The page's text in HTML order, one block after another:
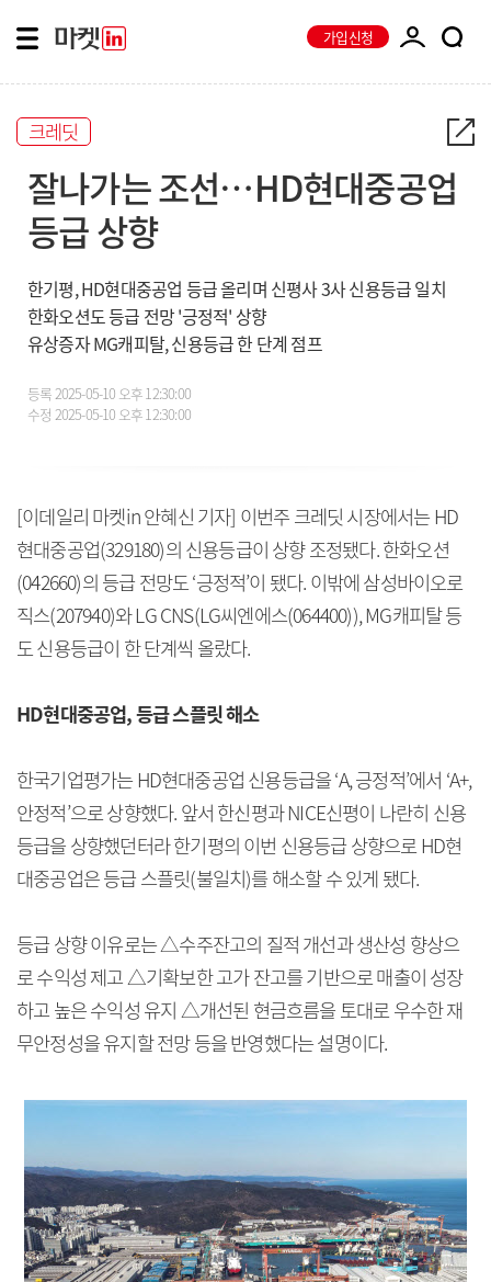
가입신청
크레딧
잘나가는 조선…HD현대중공업
등급 상향
한기평, HD현대중공업 등급 올리며 신평사 3사 신용등급 일치
한화오션도 등급 전망 '긍정적' 상향
유상증자 MG캐피탈, 신용등급 한 단계 점프
등록2025-05-10 오후 12:30:00
수정 2025-05-10 오후 12:30:00
[이데일리 마켓in 안혜신 기자] 이번주 크레딧 시장에서는 HD
현대중공업(329180)의 신용등급이 상향 조정됐다. 한화오션
(042660)의 등급 전망도 ‘긍정적’이 됐다. 이밖에 삼성바이오로
직스(207940)와 LG CNS(LG씨엔에스(064400)), MG캐피탈 등
도 신용등급이 한 단계씩 올랐다.
HD현대중공업, 등급 스플릿 해소
한국기업평가는 HD현대중공업 신용등급을 ‘A, 긍정적’에서 ‘A+,
안정적’으로 상향했다. 앞서 한신평과 NICE신평이 나란히 신용
등급을 상향했던터라 한기평의 이번 신용등급 상향으로 HD현
대중공업은 등급 스플릿(불일치)를 해소할 수 있게 됐다.
등급 상향 이유로는 △수주잔고의 질적 개선과 생산성 향상으
로 수익성 제고 △기확보한 고가 잔고를 기반으로 매출이 성장
하고 높은 수익성 유지 △개선된 현금흐름을 토대로 우수한 재
무안정성을 유지할 전망 등을 반영했다는 설명이다.